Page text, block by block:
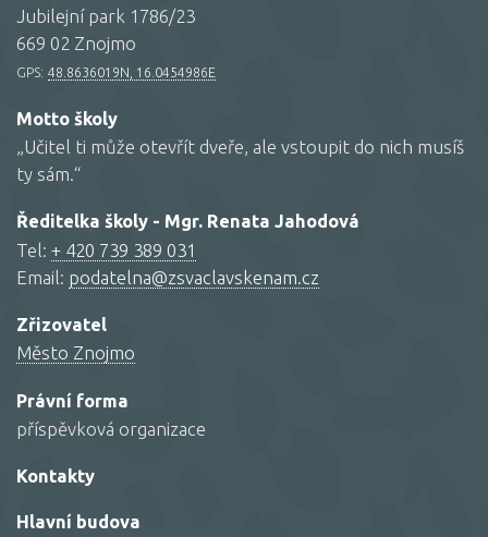
Jubilejní park 1786/23
669 02 Znojmo
GPS: 48.8636019N, 16.0454986E
Motto školy
„Učitel ti může otevřít dveře, ale vstoupit do nich musíš
ty sám.“
Ředitelka školy - Mgr. Renata Jahodová
Tel: + 420 739 389 031
Email: podatelna@zsvaclavskenam.cz
Zřizovatel
Město Znojmo
Právní forma
příspěvková organizace
Kontakty
Hlavní budova